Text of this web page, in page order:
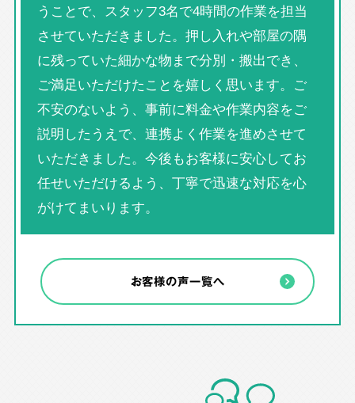
うことで、スタッフ3名で4時間の作業を担当
させていただきました。押し入れや部屋の隅
に残っていた細かな物まで分別・搬出でき、
ご満足いただけたことを嬉しく思います。ご
不安のないよう、事前に料金や作業内容をご
説明したうえで、連携よく作業を進めさせて
いただきました。今後もお客様に安心してお
任せいただけるよう、丁寧で迅速な対応を心
がけてまいります。
お客様の声一覧へ